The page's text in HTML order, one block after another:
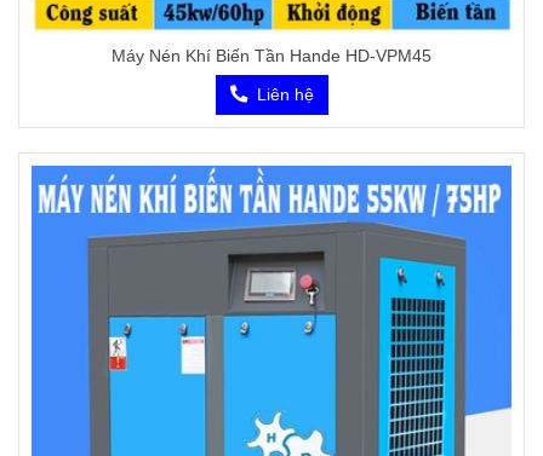
Máy Nén Khí Biến Tần Hande HD-VPM45
Liên hệ